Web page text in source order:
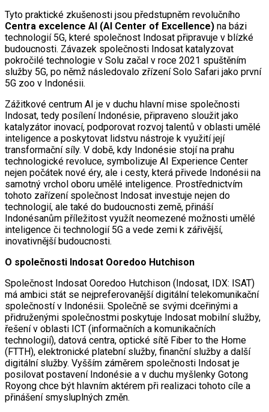
Tyto praktické zkušenosti jsou předstupněm revolučního
Centra excelence AI (AI Center of Excellence) na bázi
technologií 5G, které společnost Indosat připravuje v blízké
budoucnosti. Závazek společnosti Indosat katalyzovat
pokročilé technologie v Solu začal v roce 2021 spuštěním
služby 5G, po němž následovalo zřízení Solo Safari jako první
5G zoo v Indonésii.
Zážitkové centrum AI je v duchu hlavní mise společnosti
Indosat, tedy posílení Indonésie, připraveno sloužit jako
katalyzátor inovací, podporovat rozvoj talentů v oblasti umělé
inteligence a poskytovat lidstvu nástroje k využití její
transformační síly. V době, kdy Indonésie stojí na prahu
technologické revoluce, symbolizuje AI Experience Center
nejen počátek nové éry, ale i cesty, která přivede Indonésii na
samotný vrchol oboru umělé inteligence. Prostřednictvím
tohoto zařízení společnost Indosat investuje nejen do
technologií, ale také do budoucnosti země, přináší
Indonésanům příležitost využít neomezené možnosti umělé
inteligence či technologií 5G a vede zemi k zářivější,
inovativnější budoucnosti.
O společnosti Indosat Ooredoo Hutchison
Společnost Indosat Ooredoo Hutchison (Indosat, IDX: ISAT)
má ambici stát se nejpreferovanější digitální telekomunikační
společností v Indonésii. Společně se svými dceřinými a
přidruženými společnostmi poskytuje Indosat mobilní služby,
řešení v oblasti ICT (informačních a komunikačních
technologií), datová centra, optické sítě Fiber to the Home
(FTTH), elektronické platební služby, finanční služby a další
digitální služby. Vyšším záměrem společnosti Indosat je
posilovat postavení Indonésie a v duchu myšlenky Gotong
Royong chce být hlavním aktérem při realizaci tohoto cíle a
přinášení smysluplných změn.